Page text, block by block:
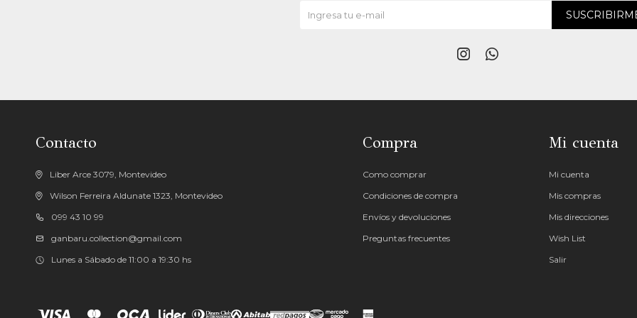
Contacto
Liber Arce 3079, Montevideo
Wilson Ferreira Aldunate 1323, Montevideo
099 43 10 99
ganbaru.collection@gmail.com
Lunes a Sábado de 11:00 a 19:30 hs
Compra
Como comprar
Condiciones de compra
Envíos y devoluciones
Preguntas frecuentes
Mi cuenta
Mi cuenta
Mis compras
Mis direcciones
Wish List
Salir
 